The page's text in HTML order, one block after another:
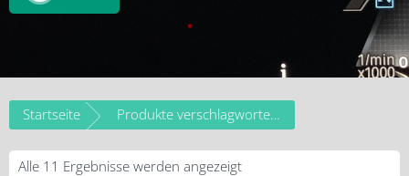
Startseite Produkte verschlagwortet mit „F86“
Alle 11 Ergebnisse werden angezeigtNach